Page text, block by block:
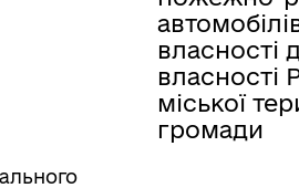
власності
власності
міської
громади